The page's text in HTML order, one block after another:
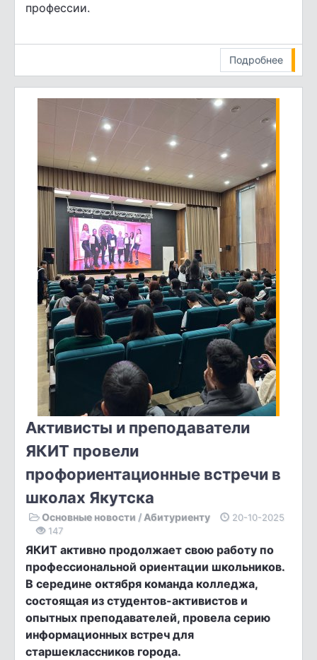
профессии.
Подробнее
Активисты и преподаватели
ЯКИТ провели
профориентационные встречи в
школах Якутска
Основные новости / Абитуриенту
20-10-2025
147
ЯКИТ активно продолжает свою работу по
профессиональной ориентации школьников.
В середине октября команда колледжа,
состоящая из студентов-активистов и
опытных преподавателей, провела серию
информационных встреч для
старшеклассников города.